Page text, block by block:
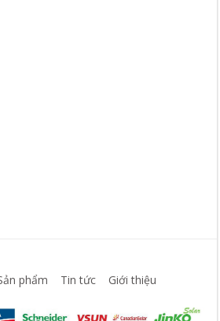
phẩm Tin tức Giới thiệu